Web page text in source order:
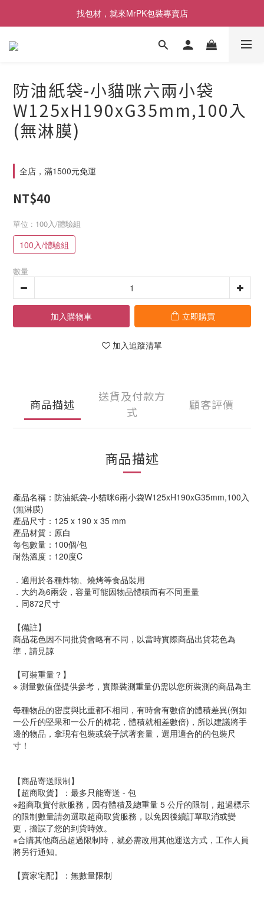
[限時優惠] 即日起登入會員消費滿1000元，回饋1%購物金
找包材，就來MrPK包裝專賣店
[限時優惠] 即日起登入會員消費滿1000元，回饋1%購物金
防油紙袋-小貓咪六兩小袋
W125xH190xG35mm,100入
(無淋膜)
全店，滿1500元免運
NT$40
單位 : 100入/體驗組
100入/體驗組
數量
加入購物車 立即購買
加入追蹤清單
商品描述
送貨及付款方
式
顧客評價
商品描述
產品名稱：防油紙袋-小貓咪6兩小袋W125xH190xG35mm,100入
(無淋膜)
產品尺寸：125 x 190 x 35 mm
產品材質：原白
每包數量：100個/包
耐熱溫度：120度C
．適用於各種炸物、燒烤等食品裝用
．大約為6兩袋，容量可能因物品體積而有不同重量
．同872尺寸
【備註】
商品花色因不同批貨會略有不同，以當時實際商品出貨花色為
準，請見諒
【可裝重量？】
※ 測量數值僅提供參考，實際裝測重量仍需以您所裝測的商品為主
每種物品的密度與比重都不相同，有時會有數倍的體積差異(例如
一公斤的堅果和一公斤的棉花，體積就相差數倍)，所以建議將手
邊的物品，拿現有包裝或袋子試著套量，選用適合的的包裝尺
寸！
【商品寄送限制】
【超商取貨】：最多只能寄送 - 包
※超商取貨付款服務，因有體積及總重量 5 公斤的限制，超過標示
的限制數量請勿選取超商取貨服務，以免因後續訂單取消或變
更，擔誤了您的到貨時效。
※合購其他商品超過限制時，就必需改用其他運送方式，工作人員
將另行通知。
【賣家宅配】：無數量限制